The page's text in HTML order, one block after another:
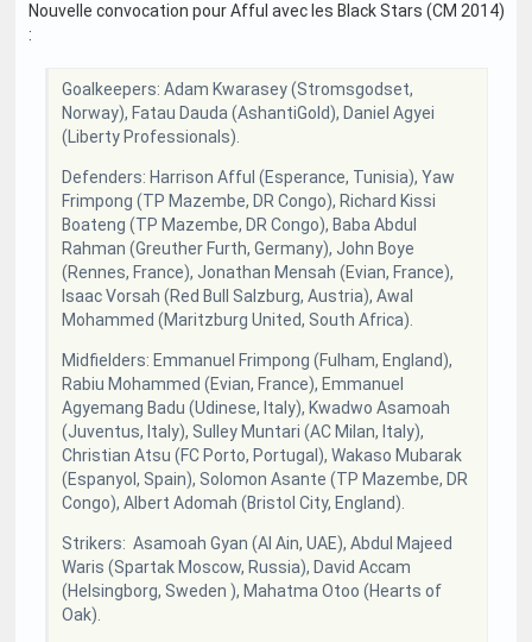
Nouvelle convocation pour Afful avec les Black Stars (CM 2014)
:
Goalkeepers: Adam Kwarasey (Stromsgodset,
Norway), Fatau Dauda (AshantiGold), Daniel Agyei
(Liberty Professionals).
Defenders: Harrison Afful (Esperance, Tunisia), Yaw
Frimpong (TP Mazembe, DR Congo), Richard Kissi
Boateng (TP Mazembe, DR Congo), Baba Abdul
Rahman (Greuther Furth, Germany), John Boye
(Rennes, France), Jonathan Mensah (Evian, France),
Isaac Vorsah (Red Bull Salzburg, Austria), Awal
Mohammed (Maritzburg United, South Africa).
Midfielders: Emmanuel Frimpong (Fulham, England),
Rabiu Mohammed (Evian, France), Emmanuel
Agyemang Badu (Udinese, Italy), Kwadwo Asamoah
(Juventus, Italy), Sulley Muntari (AC Milan, Italy),
Christian Atsu (FC Porto, Portugal), Wakaso Mubarak
(Espanyol, Spain), Solomon Asante (TP Mazembe, DR
Congo), Albert Adomah (Bristol City, England).
Strikers: Asamoah Gyan (Al Ain, UAE), Abdul Majeed
Waris (Spartak Moscow, Russia), David Accam
(Helsingborg, Sweden ), Mahatma Otoo (Hearts of
Oak).